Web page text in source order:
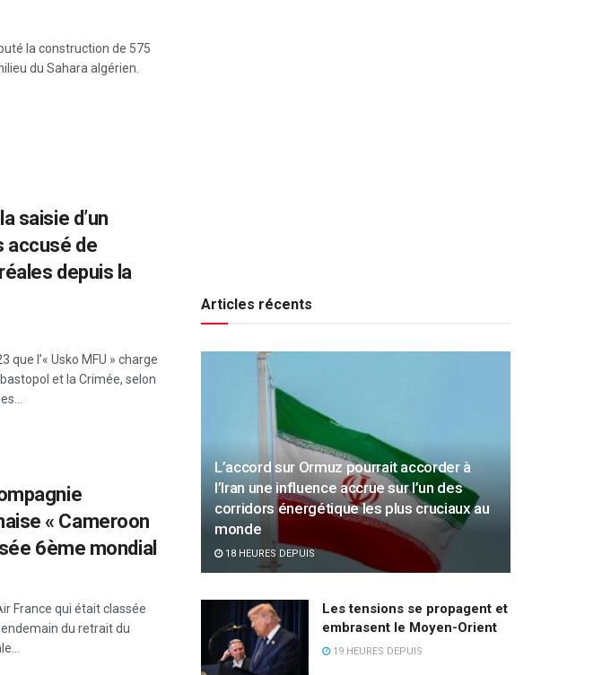
la construction de 575
du Sahara algérien.
saisie d’un
accusé de
depuis la
que l’« Usko MFU » charge
et la Crimée, selon
« Cameroon
6ème mondial
France qui était classée
du retrait du
Articles récents
L’accord sur Ormuz pourrait accorder à
l’Iran une influence accrue sur l’un des
corridors énergétique les plus cruciaux au
monde
18 HEURES DEPUIS
Les tensions se propagent et
embrasent le Moyen-Orient
19 HEURES DEPUIS